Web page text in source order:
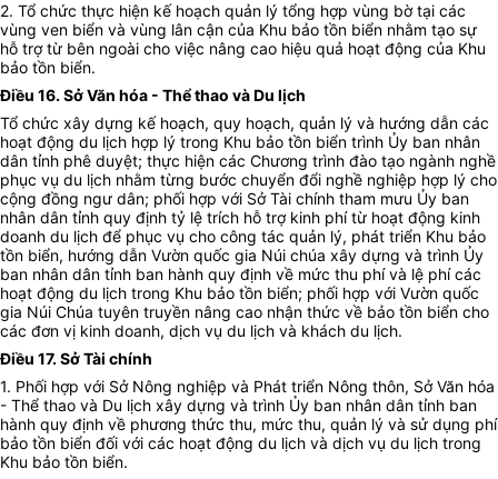
2. Tổ chức thực hiện kế hoạch quản lý tổng hợp vùng bờ tại các
vùng ven biển và vùng lân cận của Khu bảo tồn biển nhằm tạo sự
hỗ trợ từ bên ngoài cho việc nâng cao hiệu quả hoạt động của Khu
bảo tồn biển.
Điều 16. Sở Văn hóa - Thể thao và Du lịch
Tổ chức xây dựng kế hoạch, quy hoạch, quản lý và hướng dẫn các
hoạt động du lịch hợp lý trong Khu bảo tồn biển trình Ủy ban nhân
dân tỉnh phê duyệt; thực hiện các Chương trình đào tạo ngành nghề
phục vụ du lịch nhằm từng bước chuyển đổi nghề nghiệp hợp lý cho
cộng đồng ngư dân; phối hợp với Sở Tài chính tham mưu Ủy ban
nhân dân tỉnh quy định tỷ lệ trích hỗ trợ kinh phí từ hoạt động kinh
doanh du lịch để phục vụ cho công tác quản lý, phát triển Khu bảo
tồn biển, hướng dẫn Vườn quốc gia Núi chúa xây dựng và trình Ủy
ban nhân dân tỉnh ban hành quy định về mức thu phí và lệ phí các
hoạt động du lịch trong Khu bảo tồn biển; phối hợp với Vườn quốc
gia Núi Chúa tuyên truyền nâng cao nhận thức về bảo tồn biển cho
các đơn vị kinh doanh, dịch vụ du lịch và khách du lịch.
Điều 17. Sở Tài chính
1. Phối hợp với Sở Nông nghiệp và Phát triển Nông thôn, Sở Văn hóa
- Thể thao và Du lịch xây dựng và trình Ủy ban nhân dân tỉnh ban
hành quy định về phương thức thu, mức thu, quản lý và sử dụng phí
bảo tồn biển đối với các hoạt động du lịch và dịch vụ du lịch trong
Khu bảo tồn biển.